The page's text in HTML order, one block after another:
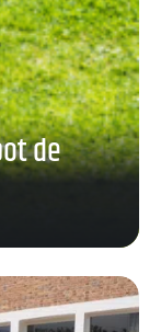
de